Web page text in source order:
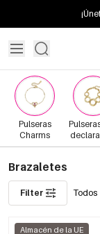
Pulseras
Charms
Brazaletes
Filter Todos
Almacén de la UE